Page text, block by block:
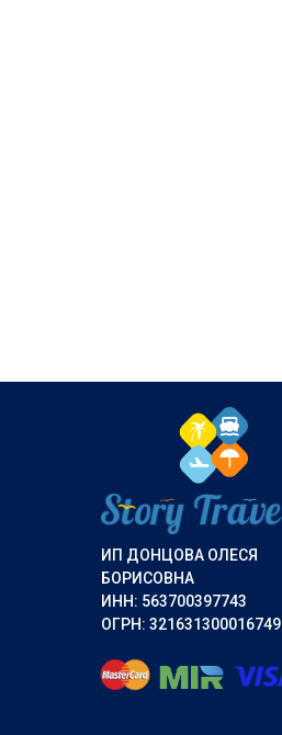
ИП ДОНЦОВА ОЛЕСЯ
БОРИСОВНА
ИНН: 563700397743
ОГРН: 321631300016749